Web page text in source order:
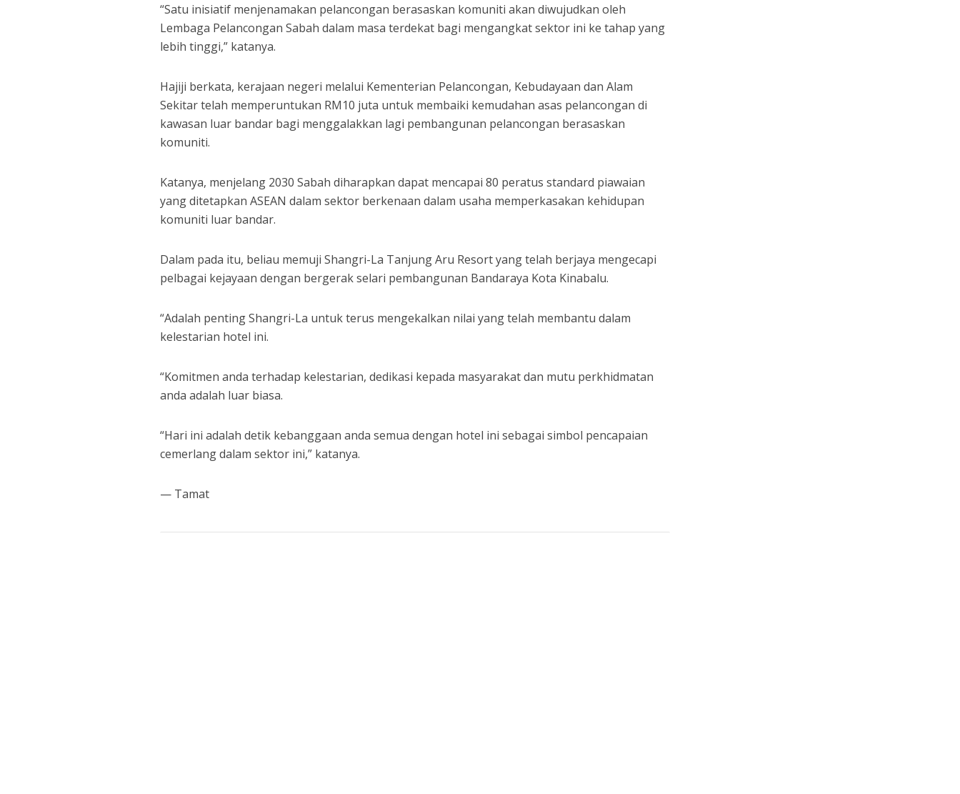
“Satu inisiatif menjenamakan pelancongan berasaskan komuniti akan diwujudkan oleh
Lembaga Pelancongan Sabah dalam masa terdekat bagi mengangkat sektor ini ke tahap yang
lebih tinggi,” katanya.
Hajiji berkata, kerajaan negeri melalui Kementerian Pelancongan, Kebudayaan dan Alam
Sekitar telah memperuntukan RM10 juta untuk membaiki kemudahan asas pelancongan di
kawasan luar bandar bagi menggalakkan lagi pembangunan pelancongan berasaskan
komuniti.
Katanya, menjelang 2030 Sabah diharapkan dapat mencapai 80 peratus standard piawaian
yang ditetapkan ASEAN dalam sektor berkenaan dalam usaha memperkasakan kehidupan
komuniti luar bandar.
Dalam pada itu, beliau memuji Shangri-La Tanjung Aru Resort yang telah berjaya mengecapi
pelbagai kejayaan dengan bergerak selari pembangunan Bandaraya Kota Kinabalu.
“Adalah penting Shangri-La untuk terus mengekalkan nilai yang telah membantu dalam
kelestarian hotel ini.
“Komitmen anda terhadap kelestarian, dedikasi kepada masyarakat dan mutu perkhidmatan
anda adalah luar biasa.
“Hari ini adalah detik kebanggaan anda semua dengan hotel ini sebagai simbol pencapaian
cemerlang dalam sektor ini,” katanya.
— Tamat